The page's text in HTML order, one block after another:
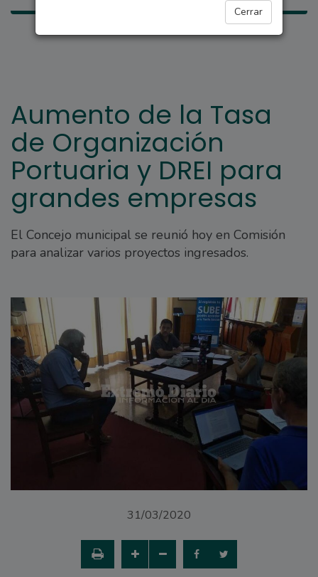
Cerrar
Aumento de la Tasa
de Organización
Portuaria y DREI para
grandes empresas
El Concejo municipal se reunió hoy en Comisión
para analizar varios proyectos ingresados.
31/03/2020